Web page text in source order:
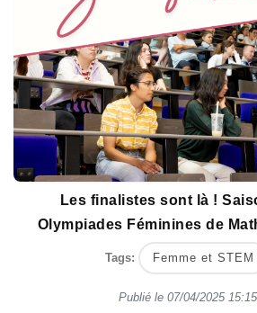
Les finalistes sont là !
Olympiades Féminines de
Tags: Femme et STEM
Publié le 07/04/2025 15:15